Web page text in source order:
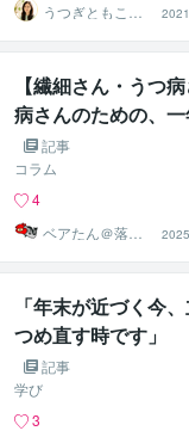
うつぎともこ
（けんちゃんマ
マ♪）
【繊細さん・うつ
病さんのための、
記事
コラム
4
ベアたん＠落書
きイラストレー
ター
「年末が近づく今
つめ直す時です」
記事
学び
3